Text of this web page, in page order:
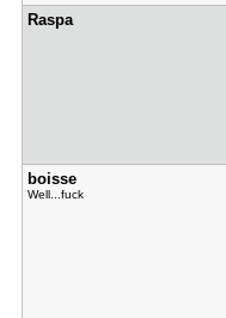
Raspa
boisse
Well...fuck